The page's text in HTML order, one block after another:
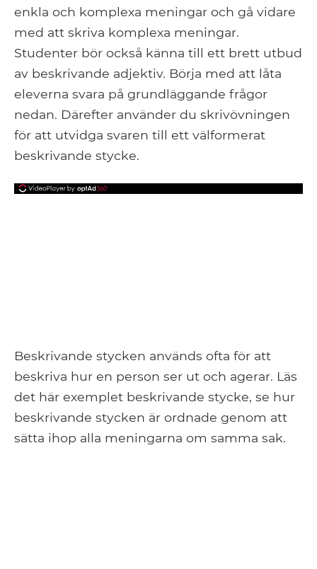
enkla och komplexa meningar och gå vidare
med att skriva komplexa meningar.
Studenter bör också känna till ett brett utbud
av beskrivande adjektiv. Börja med att låta
eleverna svara på grundläggande frågor
nedan. Därefter använder du skrivövningen
för att utvidga svaren till ett välformerat
beskrivande stycke.
Beskrivande stycken används ofta för att
beskriva hur en person ser ut och agerar. Läs
det här exemplet beskrivande stycke, se hur
beskrivande stycken är ordnade genom att
sätta ihop alla meningarna om samma sak.